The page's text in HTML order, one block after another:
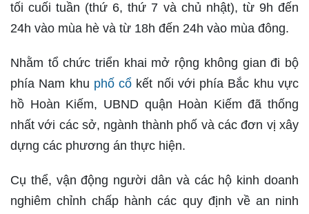
tối cuối tuần (thứ 6, thứ 7 và chủ nhật), từ 9h đến
24h vào mùa hè và từ 18h đến 24h vào mùa đông.
Nhằm tổ chức triển khai mở rộng không gian đi bộ
phía Nam khu phố cổ kết nối với phía Bắc khu vực
hồ Hoàn Kiếm, UBND quận Hoàn Kiếm đã thống
nhất với các sở, ngành thành phố và các đơn vị xây
dựng các phương án thực hiện.
Cụ thể, vận động người dân và các hộ kinh doanh
nghiêm chỉnh chấp hành các quy định về an ninh